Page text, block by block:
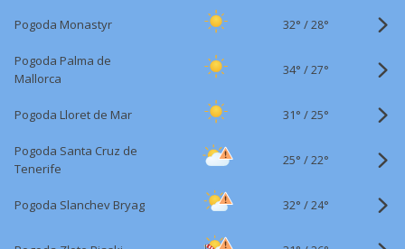
Pogoda Monastyr 32° /28°
Pogoda Palma de
Mallorca
34° /27°
Pogoda Lloret de Mar 31° /25°
Pogoda Santa Cruz de
Tenerife
25° /22°
Pogoda Slanchev Bryag 32° /24°